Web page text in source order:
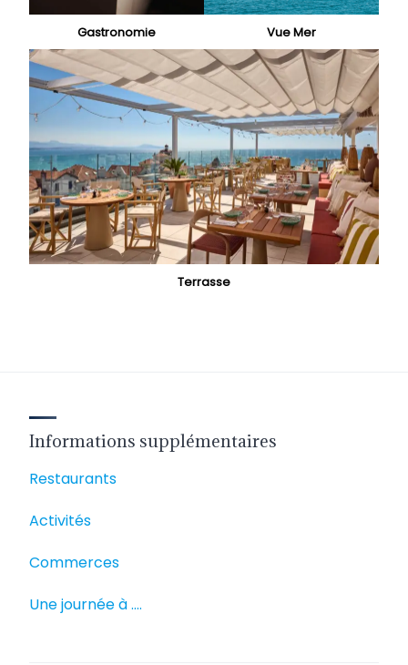
Gastronomie Vue Mer
Terrasse
Informations supplémentaires
Restaurants
Activités
Commerces
Une journée à ….